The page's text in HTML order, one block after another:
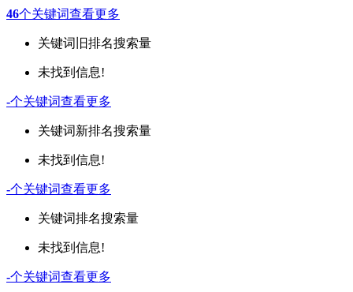
46个关键词查看更多
关键词 旧排名搜索量
未找到信息!
-个关键词查看更多
关键词新排名搜索量
未找到信息!
-个关键词查看更多
关键词排名搜索量
未找到信息!
-个关键词查看更多